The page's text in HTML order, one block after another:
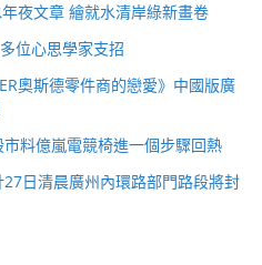
夜文章 繪就水清岸綠新畫卷
位心思學家支招
奧斯德零件商的戀愛》中國版廣
料億嵐電競椅進一個步驟回熱
日清晨廣州內環路部門路段將封